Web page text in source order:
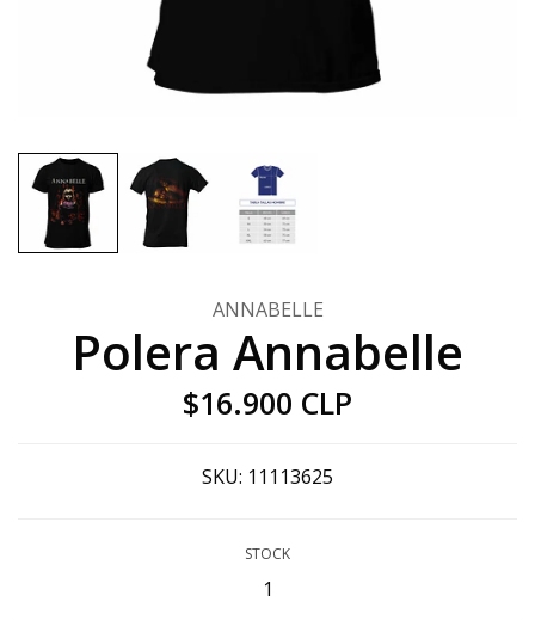
ANNABELLE
Polera Annabelle
$16.900 CLP
SKU: 11113625
STOCK
1